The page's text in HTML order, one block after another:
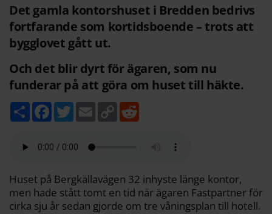
Det gamla kontorshuset i Bredden bedrivs
fortfarande som kortidsboende – trots att
bygglovet gått ut.
Och det blir dyrt för ägaren, som nu
funderar på att göra om huset till häkte.
D
e
F
b
k
T
w
t
E
m
C
o
k
Huset på Bergkällavägen 32 inhyste länge kontor,
men hade stått tomt en tid när ägaren Fastpartner för
cirka sju år sedan gjorde om tre våningsplan till hotell.